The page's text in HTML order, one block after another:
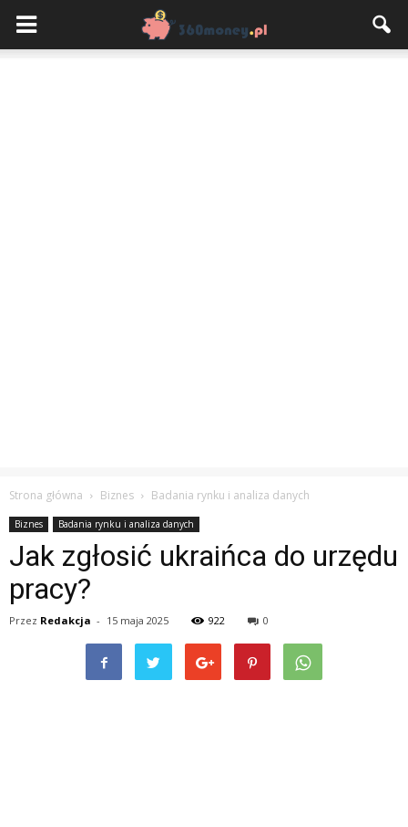
Strona główna Biznes Badania rynku i analiza danych
Biznes Badania rynku i analiza danych
Jak zgłosić ukraińca do urzędu
pracy?
Przez Redakcja - 15 maja 2025 922 0